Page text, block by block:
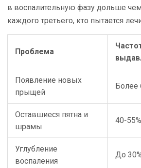
в воспалительную фазу дольше
каждого третьего, кто пытается
Проблема
Появление новых
прыщей
Более
Оставшиеся пятна и
шрамы
40-55%
Углубление
воспаления
До